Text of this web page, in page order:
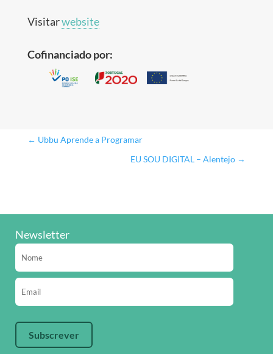
Visitarwebsite
Cofinanciado por:
← Ubbu Aprende a Programar
EU SOU DIGITAL – Alentejo →
Newsletter